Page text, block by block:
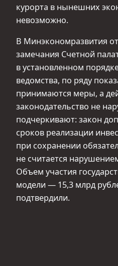
курорта в нынешних
невозможно.
В Минэкономразвития
замечания Счетной
в установленном
ведомства, по ряду
принимаются меры, а
законодательство не
подчеркивают: закон
сроков реализации
при сохранении
не считается
Объем участия
модели — 15,3 млрд
подтвердили.